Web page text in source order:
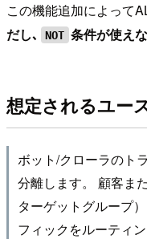
この機能追加によって
だし､
NOT 条件が使え
想定されるユー
ボット/クローラのト
分離します。 顧客ま
ターゲットグループ
フィックをルーティ